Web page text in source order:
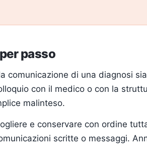
passo
comunicazione di una diagnosi
con il medico o con la
malinteso.
e conservare con ordine
scritte o messaggi.